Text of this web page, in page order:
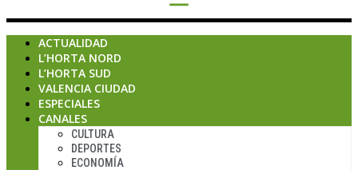
ACTUALIDAD
L’HORTA NORD
L’HORTA SUD
VALENCIA CIUDAD
ESPECIALES
CANALES
CULTURA
DEPORTES
ECONOMÍA